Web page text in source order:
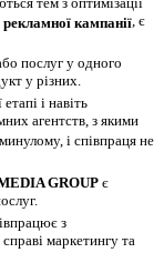
рекламної кампанії, є
послуг у одного
у різних.
і навіть
агентств, з якими
і співпраця не
GROUP є
з
маркетингу та